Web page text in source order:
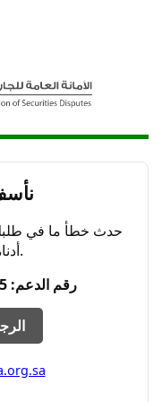
حدث خطأ ما في
أدناه إلى فريق الدعم.
رقم الدعم: 17023082469834257195